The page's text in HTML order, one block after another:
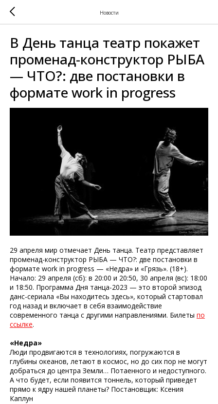
Новости
В День танца театр покажет
променад-конструктор РЫБА
— ЧТО?: две постановки в
формате work in progress
29 апреля мир отмечает День танца. Театр представляет
променад-конструктор РЫБА — ЧТО?: две постановки в
формате work in progress — «Недра» и «Грязь». (18+).
Начало: 29 апреля (сб): в 20:00 и 20:50, 30 апреля (вс): 18:00
и 18:50. Программа Дня танца-2023 — это второй эпизод
данс-сериала «Вы находитесь здесь», который стартовал
год назад и включает в себя взаимодействие
современного танца с другими направлениями. Билеты по
ссылке.
«Недра»
Люди продвигаются в технологиях, погружаются в
глубины океанов, летают в космос, но до сих пор не могут
добраться до центра Земли… Потаенного и недоступного.
А что будет, если появится тоннель, который приведет
прямо к ядру нашей планеты? Постановщик: Ксения
Каплун